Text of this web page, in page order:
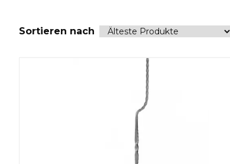
Schlossereibedarf Zink
Sortieren nach